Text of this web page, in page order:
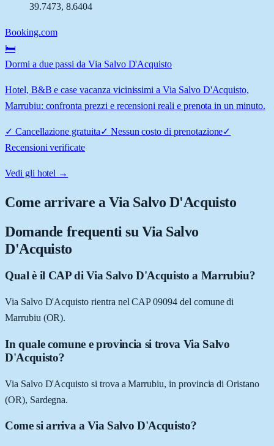
39.7473, 8.6404
Booking.com
🛏️
Dormi a due passi da Via Salvo D'Acquisto
Hotel, B&B e case vacanza vicinissimi a Via Salvo D'Acquisto,
Marrubiu: confronta prezzi e recensioni reali e prenota in un minuto.
✓ Cancellazione gratuita✓ Nessun costo di prenotazione✓
Recensioni verificate
Vedi gli hotel →
Come arrivare aVia Salvo D'Acquisto
Domande frequenti su Via Salvo
D'Acquisto
Qual è il CAP di Via Salvo D'Acquisto a Marrubiu?
Via Salvo D'Acquisto rientra nel CAP 09094 del comune di
Marrubiu (OR).
In quale comune e provincia si trova Via Salvo
D'Acquisto?
Via Salvo D'Acquisto si trova a Marrubiu, in provincia di Oristano
(OR), Sardegna.
Come si arriva a Via Salvo D'Acquisto?